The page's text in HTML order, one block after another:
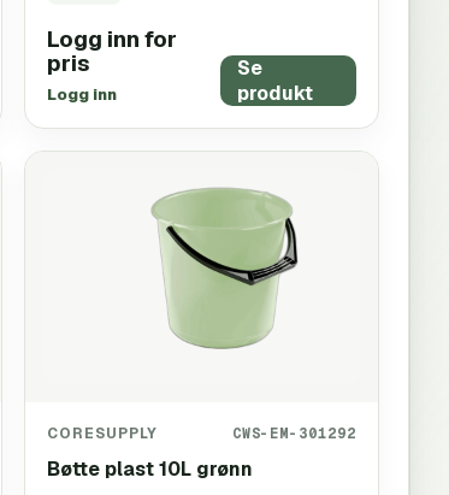
Logg inn for
pris
Logg inn
Se
produkt
CORESUPPLY CWS-EM-301292
Bøtte plast 10L grønn